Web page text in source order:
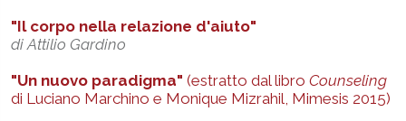
"Il corpo nella relazione d'aiuto"
di Attilio Gardino
"Un nuovo paradigma" (estratto dal libro Counseling
di Luciano Marchino e Monique Mizrahil, Mimesis 2015)